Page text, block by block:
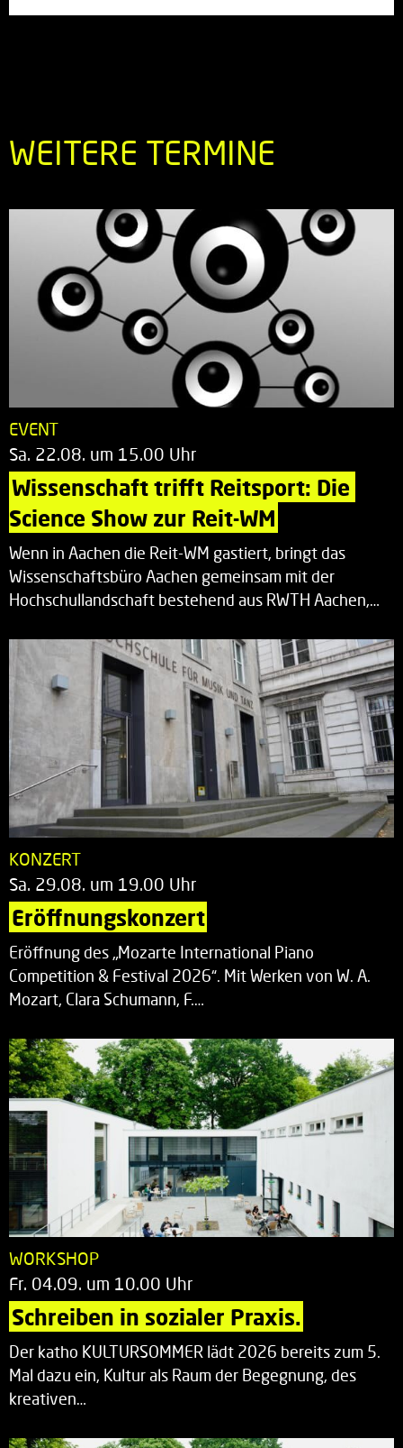
WEITERE TERMINE
EVENT
Sa. 22.08. um 15.00 Uhr
Wissenschaft trifft Reitsport: Die
Science Show zur Reit-WM
Wenn in Aachen die Reit-WM gastiert, bringt das
Wissenschaftsbüro Aachen gemeinsam mit der
Hochschullandschaft bestehend aus RWTH Aachen,…
KONZERT
Sa. 29.08. um 19.00 Uhr
Eröffnungskonzert
Eröffnung des „Mozarte International Piano
Competition & Festival 2026“. Mit Werken von W. A.
Mozart, Clara Schumann, F.…
WORKSHOP
Fr. 04.09. um 10.00 Uhr
Schreiben in sozialer Praxis.
Der katho KULTURSOMMER lädt 2026 bereits zum 5.
Mal dazu ein, Kultur als Raum der Begegnung, des
kreativen…